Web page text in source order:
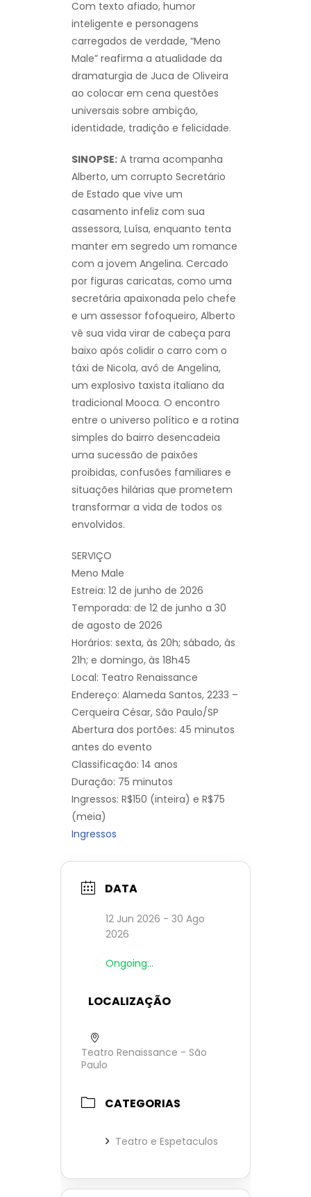
Com texto afiado, humor
inteligente e personagens
carregados de verdade, “Meno
Male” reafirma a atualidade da
dramaturgia de Juca de Oliveira
ao colocar em cena questões
universais sobre ambição,
identidade, tradição e felicidade.
SINOPSE: A trama acompanha
Alberto, um corrupto Secretário
de Estado que vive um
casamento infeliz com sua
assessora, Luísa, enquanto tenta
manter em segredo um romance
com a jovem Angelina. Cercado
por figuras caricatas, como uma
secretária apaixonada pelo chefe
e um assessor fofoqueiro, Alberto
vê sua vida virar de cabeça para
baixo após colidir o carro com o
táxi de Nicola, avô de Angelina,
um explosivo taxista italiano da
tradicional Mooca. O encontro
entre o universo político e a rotina
simples do bairro desencadeia
uma sucessão de paixões
proibidas, confusões familiares e
situações hilárias que prometem
transformar a vida de todos os
envolvidos.
SERVIÇO
Meno Male
Estreia: 12 de junho de 2026
Temporada: de 12 de junho a 30
de agosto de 2026
Horários: sexta, às 20h; sábado, às
21h; e domingo, às 18h45
Local: Teatro Renaissance
Endereço: Alameda Santos, 2233 –
Cerqueira César, São Paulo/SP
Abertura dos portões: 45 minutos
antes do evento
Classificação: 14 anos
Duração: 75 minutos
Ingressos: R$150 (inteira) e R$75
(meia)
Ingressos
DATA
12 Jun 2026 - 30 Ago
2026
Ongoing...
LOCALIZAÇÃO
Teatro Renaissance - São
Paulo
CATEGORIAS
Teatro e Espetaculos